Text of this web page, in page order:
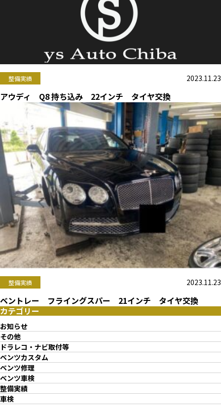
整備実績 2023.11.23
アウディ Q8 持ち込み 22インチ タイヤ交換
整備実績 2023.11.23
ベントレー フライングスパー 21インチ タイヤ交換
カテゴリー
お知らせ
その他
ドラレコ・ナビ取付等
ベンツカスタム
ベンツ修理
ベンツ車検
整備実績
車検